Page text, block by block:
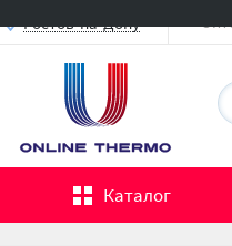
Ростов-на-Дону
Каталог